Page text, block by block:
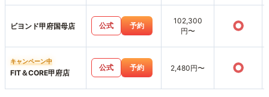
ビヨンド甲府国母店 公式 予約
102,300
円〜
○
キャンペーン中
FIT＆CORE甲府店
公式 予約 2,480円〜 ○